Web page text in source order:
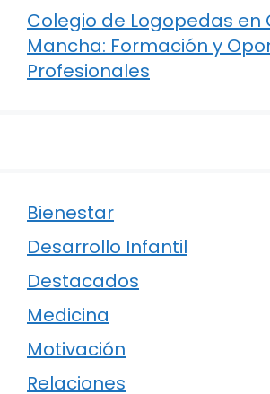
Colegio de Logopedas en
Mancha: Formación y
Profesionales
Bienestar
Desarrollo Infantil
Destacados
Medicina
Motivación
Relaciones